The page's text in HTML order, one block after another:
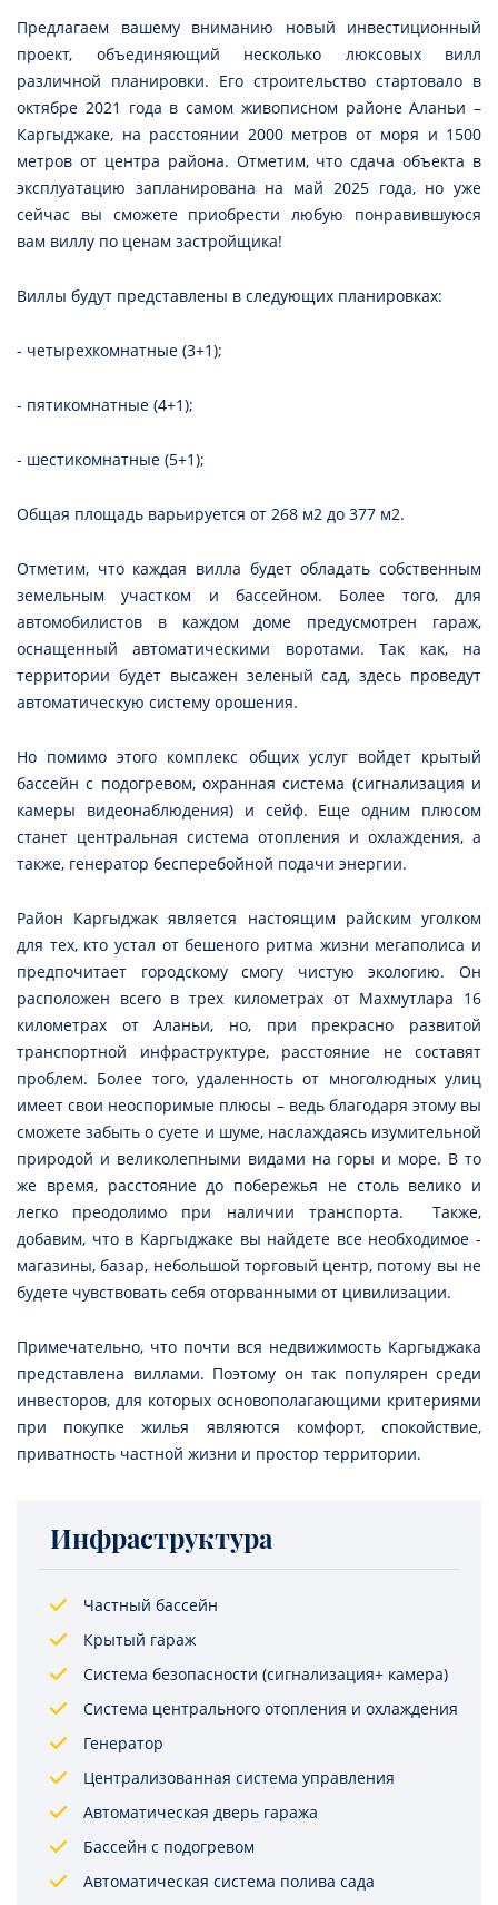
Предлагаем вашему вниманию новый инвестиционный
проект, объединяющий несколько люксовых вилл
различной планировки. Его строительство стартовало в
октябре 2021 года в самом живописном районе Аланьи –
Каргыджаке, на расстоянии 2000 метров от моря и 1500
метров от центра района. Отметим, что сдача объекта в
эксплуатацию запланирована на май 2025 года, но уже
сейчас вы сможете приобрести любую понравившуюся
вам виллу по ценам застройщика!
Виллы будут представлены в следующих планировках:
- четырехкомнатные (3+1);
- пятикомнатные (4+1);
- шестикомнатные (5+1);
Общая площадь варьируется от 268 м2 до 377 м2.
Отметим, что каждая вилла будет обладать собственным
земельным участком и бассейном. Более того, для
автомобилистов в каждом доме предусмотрен гараж,
оснащенный автоматическими воротами. Так как, на
территории будет высажен зеленый сад, здесь проведут
автоматическую систему орошения.
Но помимо этого комплекс общих услуг войдет крытый
бассейн с подогревом, охранная система (сигнализация и
камеры видеонаблюдения) и сейф. Еще одним плюсом
станет центральная система отопления и охлаждения, а
также, генератор бесперебойной подачи энергии.
Район Каргыджак является настоящим райским уголком
для тех, кто устал от бешеного ритма жизни мегаполиса и
предпочитает городскому смогу чистую экологию. Он
расположен всего в трех километрах от Махмутлара 16
километрах от Аланьи, но, при прекрасно развитой
транспортной инфраструктуре, расстояние не составят
проблем. Более того, удаленность от многолюдных улиц
имеет свои неоспоримые плюсы – ведь благодаря этому вы
сможете забыть о суете и шуме, наслаждаясь изумительной
природой и великолепными видами на горы и море. В то
же время, расстояние до побережья не столь велико и
легко преодолимо при наличии транспорта. Также,
добавим, что в Каргыджаке вы найдете все необходимое -
магазины, базар, небольшой торговый центр, потому вы не
будете чувствовать себя оторванными от цивилизации.
Примечательно, что почти вся недвижимость Каргыджака
представлена виллами. Поэтому он так популярен среди
инвесторов, для которых основополагающими критериями
при покупке жилья являются комфорт, спокойствие,
приватность частной жизни и простор территории.
Инфраструктура
Частный бассейн
Крытый гараж
Система безопасности (сигнализация+ камера)
Система центрального отопления и охлаждения
Генератор
Централизованная система управления
Автоматическая дверь гаража
Бассейн с подогревом
Автоматическая система полива сада